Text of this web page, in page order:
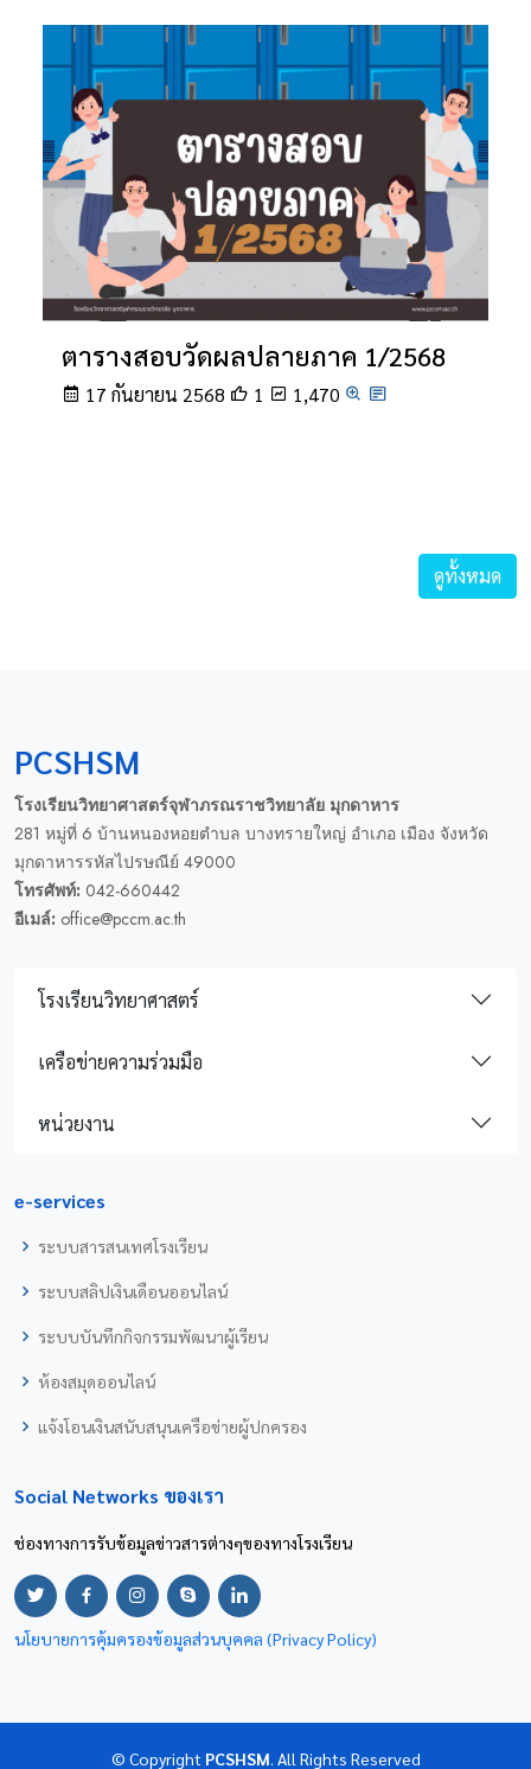
ตารางสอบวัดผลปลายภาค 1/2568
17 กันยายน 2568 1 1,470
ดูทั้งหมด
PCSHSM
โรงเรียนวิทยาศาสตร์จุฬาภรณราชวิทยาลัย มุกดาหาร
281 หมู่ที่ 6 บ้านหนองหอยตำบล บางทรายใหญ่ อำเภอ เมือง จังหวัด
มุกดาหารรหัสไปรษณีย์ 49000
โทรศัพท์: 042-660442
อีเมล์: office@pccm.ac.th
โรงเรียนวิทยาศาสตร์
เครือข่ายความร่วมมือ
หน่วยงาน
e-services
ระบบสารสนเทศโรงเรียน
ระบบสลิปเงินเดือนออนไลน์
ระบบบันทึกกิจกรรมพัฒนาผู้เรียน
ห้องสมุดออนไลน์
แจ้งโอนเงินสนับสนุนเครือข่ายผู้ปกครอง
Social Networks ของเรา
ช่องทางการรับข้อมูลข่าวสารต่างๆของทางโรงเรียน
นโยบายการคุ้มครองข้อมูลส่วนบุคคล (Privacy Policy)
© Copyright PCSHSM. All Rights Reserved